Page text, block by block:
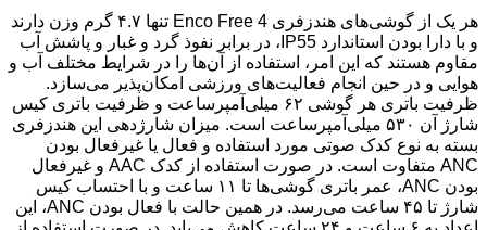
هر یک از گوشی‌های هندزفری Enco Free 4 تنها ۴.۷ گرم وزن دارند
و با دارا بودن استاندارد IP55، در برابر نفوذ گرد و غبار و پاشش آب
مقاوم هستند که این امر، استفاده از آن‌ها را در شرایط مختلف آب و
هوایی و در حین انجام فعالیت‌های ورزشی امکان‌پذیر می‌سازد.
ظرفیت باتری هر گوشی ۶۲ میلی‌آمپرساعت و ظرفیت باتری کیس
شارژ آن ۵۳۰ میلی‌آمپرساعت است. میزان شارژدهی این هندزفری
بسته به نوع کدک صوتی مورد استفاده و فعال یا غیرفعال بودن
ANC متفاوت است. در صورت استفاده از کدک AAC و غیرفعال
بودن ANC، عمر باتری گوشی‌ها تا ۱۱ ساعت و با احتساب کیس
شارژ تا ۴۵ ساعت می‌رسد. در همین حالت با فعال بودن ANC، این